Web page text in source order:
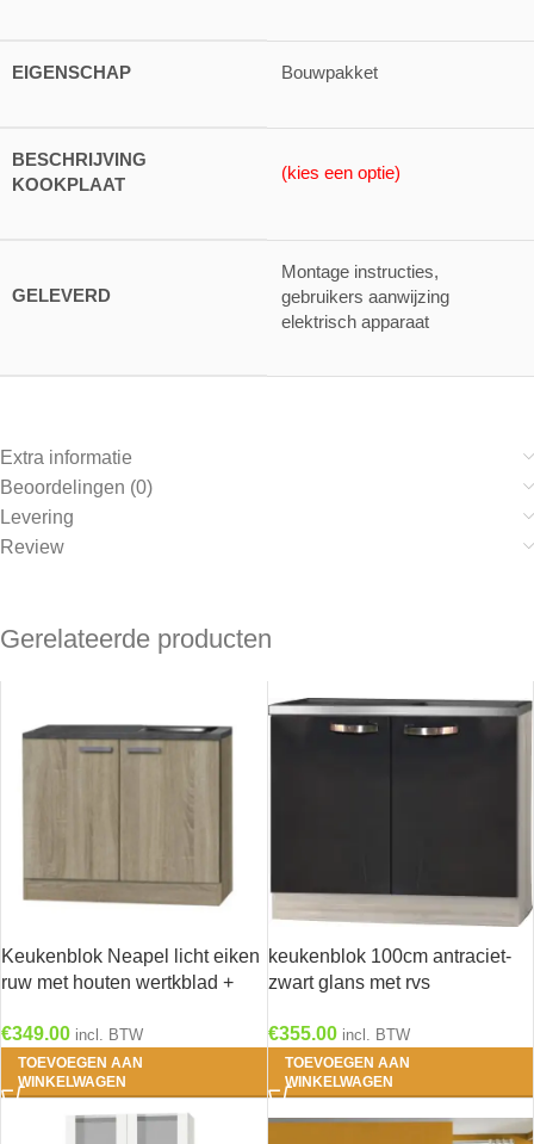
EIGENSCHAP Bouwpakket
BESCHRIJVING
KOOKPLAAT
(kies een optie)
GELEVERD
Montage instructies,
gebruikers aanwijzing
elektrisch apparaat
Extra informatie
Beoordelingen (0)
Levering
Review
Gerelateerde producten
Keukenblok Neapel licht eiken
ruw met houten wertkblad +
€349.00 incl. BTW
TOEVOEGEN AAN
WINKELWAGEN
keukenblok 100cm antraciet-
zwart glans met rvs
€355.00 incl. BTW
TOEVOEGEN AAN
WINKELWAGEN